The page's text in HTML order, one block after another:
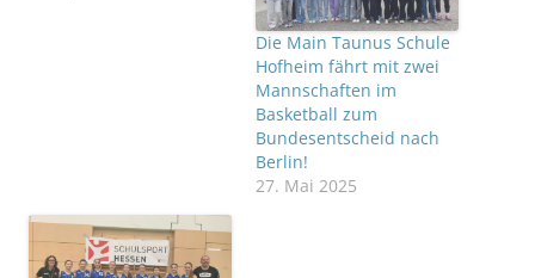
Die Main Taunus Schule
Hofheim fährt mit zwei
Mannschaften im
Basketball zum
Bundesentscheid nach
Berlin!
27. Mai 2025